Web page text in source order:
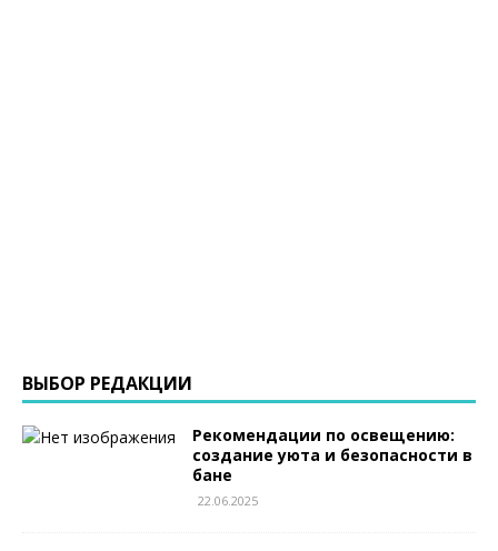
ВЫБОР РЕДАКЦИИ
Рекомендации по освещению:
создание уюта и безопасности в
бане
22.06.2025